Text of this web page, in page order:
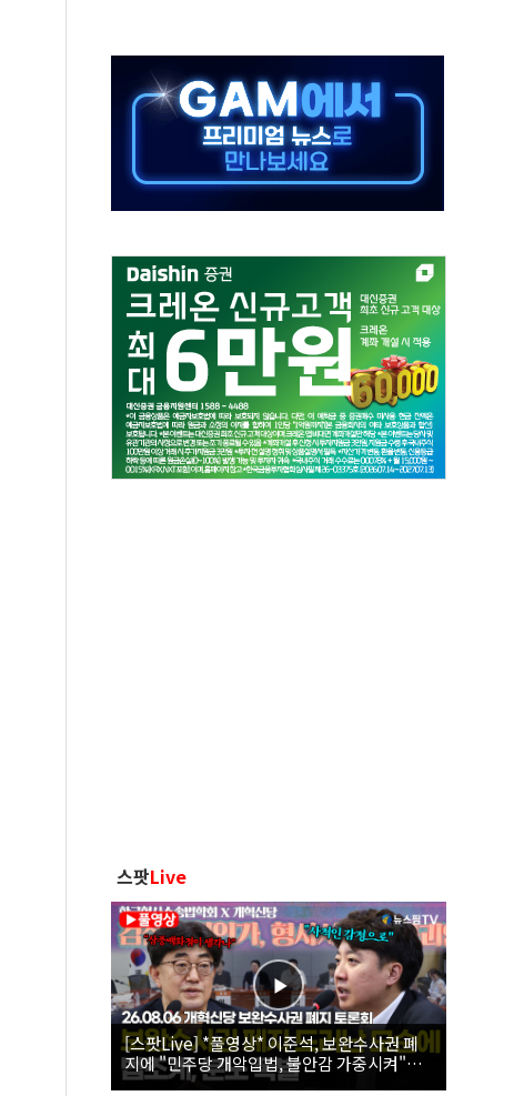
스팟Live
[스팟Live] *풀영상* 이준석, 보완수사권 폐
지에 "민주당 개악입법, 불안감 가중시켜"｜
26.08.06 개혁신당 보완수사권 폐지 토론회